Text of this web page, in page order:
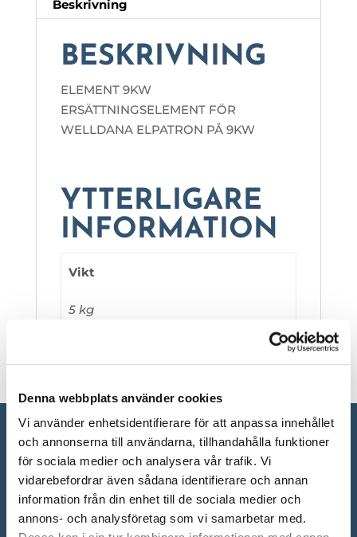
Denna webbplats använder cookies
Vi använder enhetsidentifierare för att anpassa innehållet
och annonserna till användarna, tillhandahålla funktioner
för sociala medier och analysera vår trafik. Vi
vidarebefordrar även sådana identifierare och annan
information från din enhet till de sociala medier och
annons- och analysföretag som vi samarbetar med.
Beskrivning
BESKRIVNING
ELEMENT 9KW
ERSÄTTNINGSELEMENT FÖR
WELLDANA ELPATRON PÅ 9KW
YTTERLIGARE
INFORMATION
Vikt
5 kg